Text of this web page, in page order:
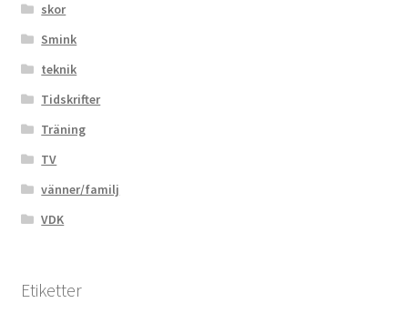
skor
Smink
teknik
Tidskrifter
Träning
TV
vänner/familj
VDK
Etiketter